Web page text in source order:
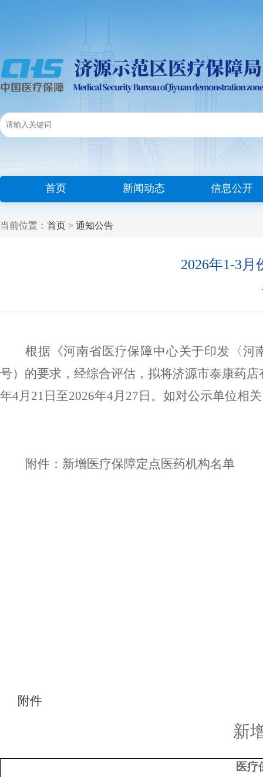
首页 新闻动态 信息公开
当前位置： 首页 > 通知公告
2026年1-3
根据 《河南省医疗保障中心关于印发〈
号）的要求，经综合评估，拟将济源市泰康药
年4月 21 日至2026年4月 27 日。如对公示单位相
附件：新增医疗保障定点医药机构名单
附件
新
医疗